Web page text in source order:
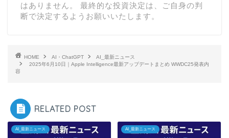
はありません。 最終的な投資決定は、ご自身の判
断で決定するようお願いいたします。
HOME AI・ChatGPT
AI_最新ニュース
2025年6月10日｜Apple Intelligence最新アップデートまとめ WWDC25発表内
容
RELATED POST
AI_最新ニュース AI_最新ニュース